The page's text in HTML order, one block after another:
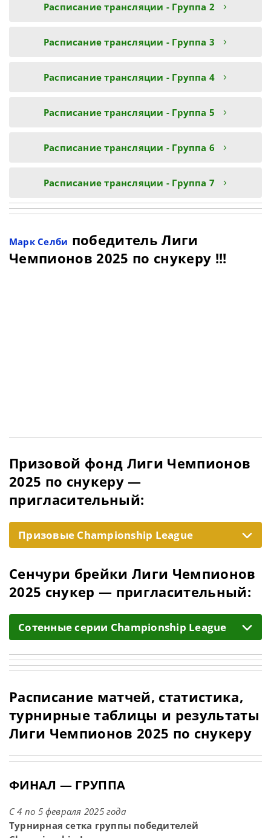
Расписание трансляции - Группа 2
Расписание трансляции - Группа 3
Расписание трансляции - Группа 4
Расписание трансляции - Группа 5
Расписание трансляции - Группа 6
Расписание трансляции - Группа 7
Марк Селби победитель Лиги
Чемпионов 2025 по снукеру !!!
Призовой фонд Лиги Чемпионов
2025 по снукеру —
пригласительный:
Призовые Championship League
Сенчури брейки Лиги Чемпионов
2025 снукер — пригласительный:
Cотенные серии Championship League
Расписание матчей, статистика,
турнирные таблицы и результаты
Лиги Чемпионов 2025 по снукеру
ФИНАЛ — ГРУППА
С 4 по 5 февраля 2025 года
Турнирная сетка группы победителей